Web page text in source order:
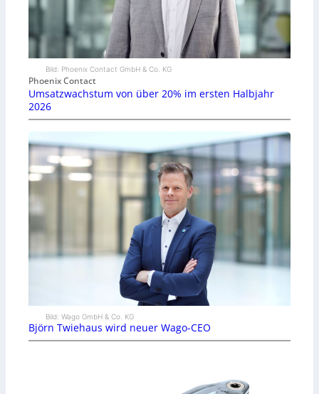
Bild: Phoenix Contact GmbH & Co. KG
Phoenix Contact
Umsatzwachstum von über 20% im ersten Halbjahr
2026
Bild: Wago GmbH & Co. KG
Björn Twiehaus wird neuer Wago-CEO